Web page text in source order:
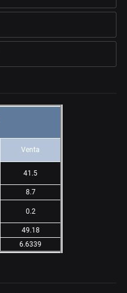
Venta
41.5
8.7
0.2
49.18
6.6339